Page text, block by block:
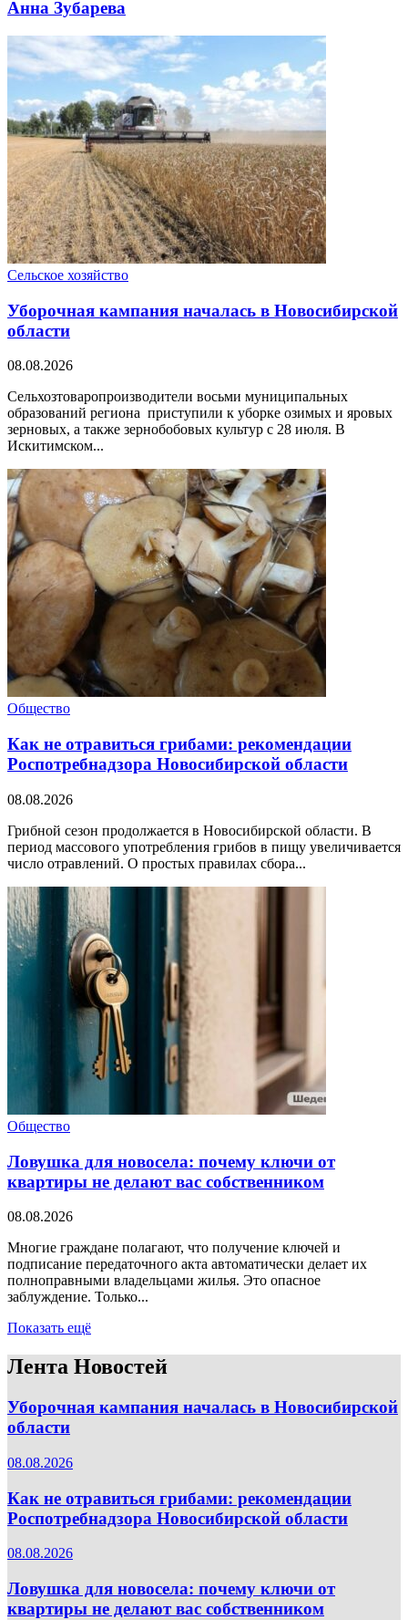
Анна Зубарева
Сельское хозяйство
Уборочная кампания началась в Новосибирской
области
08.08.2026
Сельхозтоваропроизводители восьми муниципальных
образований региона приступили к уборке озимых и яровых
зерновых, а также зернобобовых культур с 28 июля. В
Искитимском...
Общество
Как не отравиться грибами: рекомендации
Роспотребнадзора Новосибирской области
08.08.2026
Грибной сезон продолжается в Новосибирской области. В
период массового употребления грибов в пищу увеличивается
число отравлений. О простых правилах сбора...
Общество
Ловушка для новосела: почему ключи от
квартиры не делают вас собственником
08.08.2026
Многие граждане полагают, что получение ключей и
подписание передаточного акта автоматически делает их
полноправными владельцами жилья. Это опасное
заблуждение. Только...
Показать ещё
Лента Новостей
Уборочная кампания началась в Новосибирской
области
08.08.2026
Как не отравиться грибами: рекомендации
Роспотребнадзора Новосибирской области
08.08.2026
Ловушка для новосела: почему ключи от
квартиры не делают вас собственником